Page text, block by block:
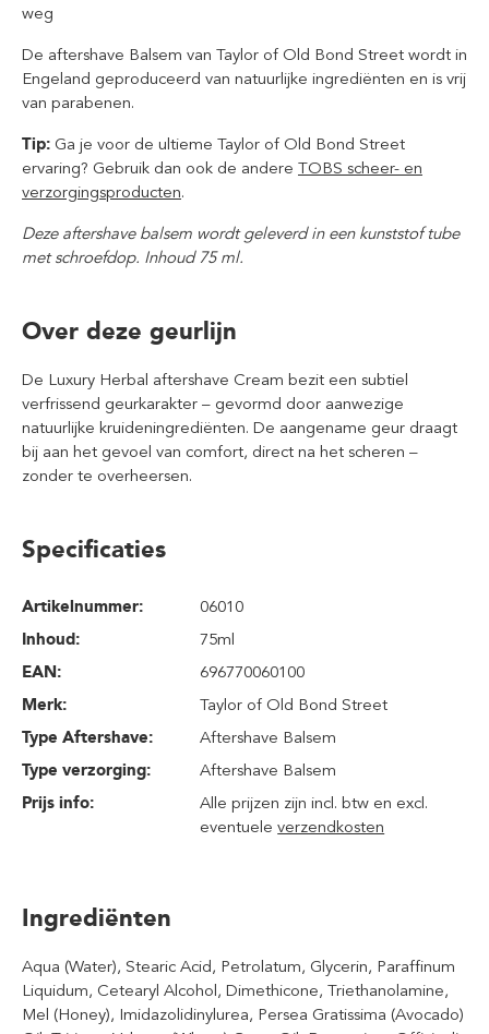
weg
De aftershave Balsem van Taylor of Old Bond Street wordt in
Engeland geproduceerd van natuurlijke ingrediënten en is vrij
van parabenen.
Tip: Ga je voor de ultieme Taylor of Old Bond Street
ervaring? Gebruik dan ook de andere TOBS scheer- en
verzorgingsproducten.
Deze aftershave balsem wordt geleverd in een kunststof tube
met schroefdop. Inhoud 75 ml.
Over deze geurlijn
De Luxury Herbal aftershave Cream bezit een subtiel
verfrissend geurkarakter – gevormd door aanwezige
natuurlijke kruideningrediënten. De aangename geur draagt
bij aan het gevoel van comfort, direct na het scheren –
zonder te overheersen.
Specificaties
Artikelnummer:
06010
Inhoud:
75ml
EAN:
696770060100
Merk:
Taylor of Old Bond Street
Type Aftershave:
Aftershave Balsem
Type verzorging:
Aftershave Balsem
Prijs info:
Alle prijzen zijn incl. btw en excl.
eventueleverzendkosten
Ingrediënten
Aqua (Water), Stearic Acid, Petrolatum, Glycerin, Paraffinum
Liquidum, Cetearyl Alcohol, Dimethicone, Triethanolamine,
Mel (Honey), Imidazolidinylurea, Persea Gratissima (Avocado)